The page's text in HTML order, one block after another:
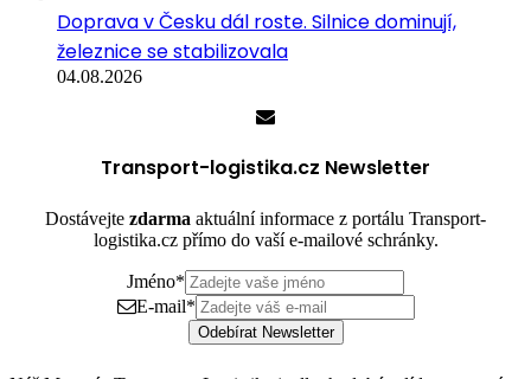
Doprava v Česku dál roste. Silnice dominují,
železnice se stabilizovala
04.08.2026
Transport-logistika.cz Newsletter
Dostávejte zdarma aktuální informace z portálu Transport-
logistika.cz přímo do vaší e-mailové schránky.
Jméno*
E-mail*
Odebírat Newsletter